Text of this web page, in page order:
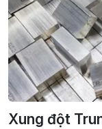
Xung đột